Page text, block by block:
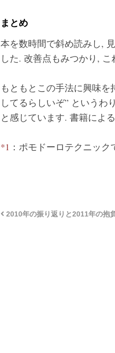
まとめ
本を数時間で斜め読みし,
した. 改善点もみつかり,
もともとこの手法に興味
してるらしいぞ” というわ
と感じています. 書籍によ
*1 ：ポモドーロテクニッ
2010年の振り返りと2011年の抱